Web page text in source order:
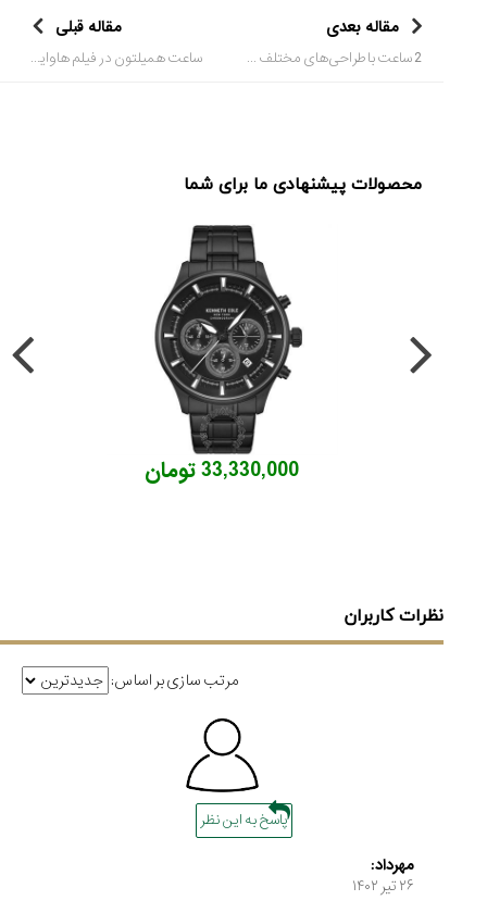
مقاله بعدی
2 ساعت با طراحی‌های مختلف در قالب 1 ساعت مچی
مقاله قبلی
ساعت همیلتون در فیلم هاوایی آبی
محصولات پیشنهادی ما برای شما
33,330,000 تومان
نظرات کاربران
مرتب سازی بر اساس:
پاسخ به این نظر
مهرداد:
۲۶ تير ۱۴۰۲